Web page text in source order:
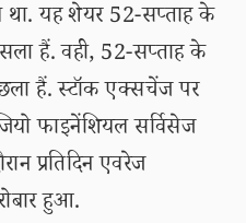
यह शेयर 52-सप्ताह के
हैं. वही, 52-सप्ताह के
हैं. स्टॉक एक्सचेंज पर
फाइनेंशियल सर्विसेज
प्रतिदिन एवरेज
हुआ.